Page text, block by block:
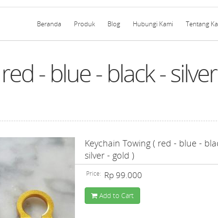
Beranda Produk Blog Hubungi Kami Tentang
- blue - black -
Keychain Towing ( red - blue -
silver - gold )
Price: Rp 99.000
Add to Cart